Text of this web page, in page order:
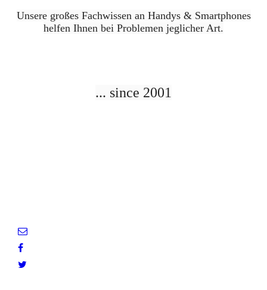
Unsere großes Fachwissen an Handys & Smartphones
helfen Ihnen bei Problemen jeglicher Art.
... since 2001